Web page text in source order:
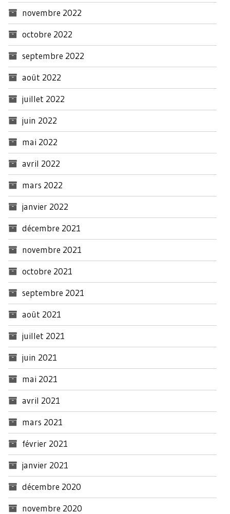
novembre 2022
octobre 2022
septembre 2022
août 2022
juillet 2022
juin 2022
mai 2022
avril 2022
mars 2022
janvier 2022
décembre 2021
novembre 2021
octobre 2021
septembre 2021
août 2021
juillet 2021
juin 2021
mai 2021
avril 2021
mars 2021
février 2021
janvier 2021
décembre 2020
novembre 2020